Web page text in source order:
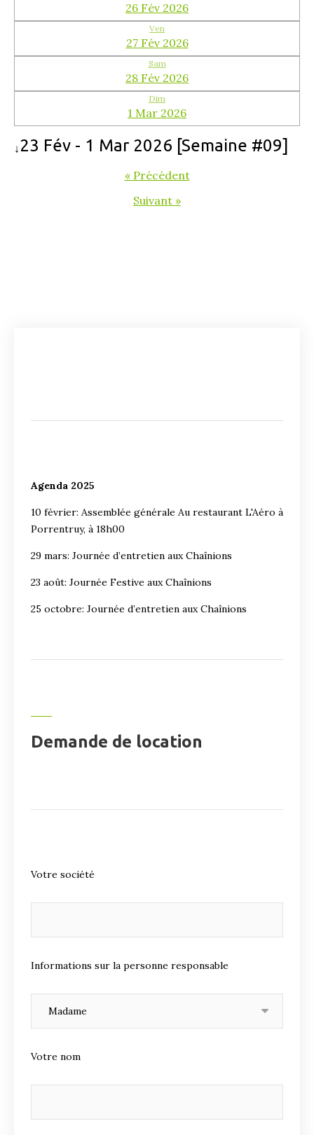
26 Fév 2026
Ven
27 Fév 2026
Sam
28 Fév 2026
Dim
1 Mar 2026
↓ 23 Fév - 1 Mar 2026 [Semaine #09]
« Précédent
Suivant »
Agenda 2025
10 février: Assemblée générale Au restaurant L'Aéro à
Porrentruy, à 18h00
29 mars: Journée d’entretien aux Chaînions
23 août: Journée Festive aux Chaînions
25 octobre: Journée d’entretien aux Chaînions
Demande de location
Votre société
Informations sur la personne responsable
Votre nom